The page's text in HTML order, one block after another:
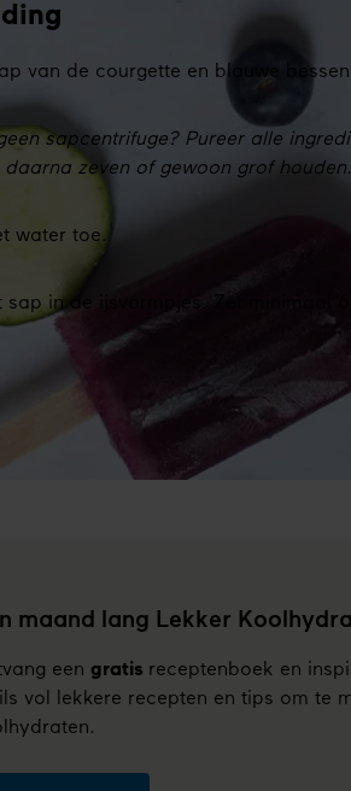
maand lang Lekker
eengratis receptenboek en
vol lekkere recepten en tips om te
van de courgette en blauwe
sapcentrifuge? Pureer alle
daarna zeven of gewoon grof houden.
water toe.
sap in de ijsvormpjes. Zet minimaal